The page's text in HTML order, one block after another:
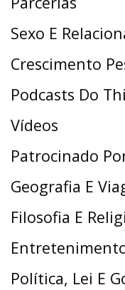
Sexo E
Crescimento
Podcasts Do
Vídeos
Patrocinado
Geografia E
Filosofia E
Política, Lei E